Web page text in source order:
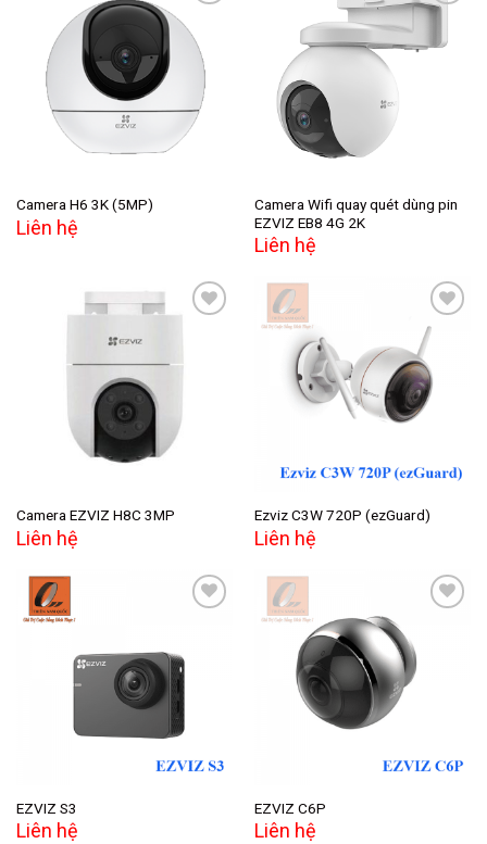
Add to
wishlist
Camera H6 3K (5MP)
Liên hệ
Camera Wifi quay quét dùng pin
EZVIZ EB8 4G 2K
Liên hệ
Add to
Camera EZVIZ H8C 3MP
Liên hệ
Add to
wishlist
Ezviz C3W 720P (ezGuard)
Liên hệ
Add to
wishlist
EZVIZ S3
Liên hệ
wishlist
EZVIZ C6P
Liên hệ